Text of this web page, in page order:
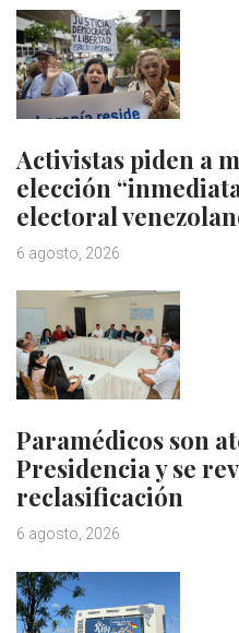
Activistas piden a
elección
electoral
6 agosto, 2026
Paramédicos son
Presidencia y se
reclasificación
6 agosto, 2026